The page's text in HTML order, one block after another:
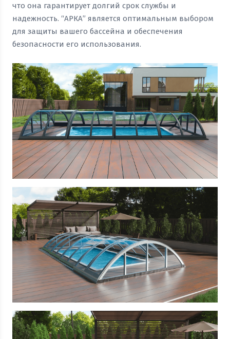
что она гарантирует долгий срок службы и
надежность. “АРКА” является оптимальным выбором
для защиты вашего бассейна и обеспечения
безопасности его использования.